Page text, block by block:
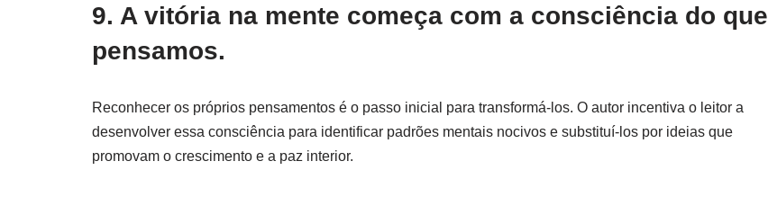
9. A vitória na mente começa com a consciência do que
pensamos.
Reconhecer os próprios pensamentos é o passo inicial para transformá-los. O autor incentiva o leitor a
desenvolver essa consciência para identificar padrões mentais nocivos e substituí-los por ideias que
promovam o crescimento e a paz interior.